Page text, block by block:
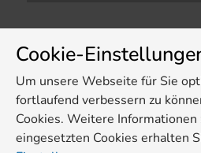
Cookie-
Um unsere Webseite für Sie
fortlaufend verbessern zu
Cookies. Weitere Informationen
eingesetzten Cookies erhalten